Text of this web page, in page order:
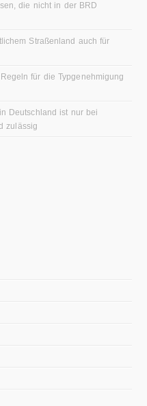
die nicht in der BRD
Straßenland auch für
für die Typgenehmigung
Deutschland ist nur bei
zulässig